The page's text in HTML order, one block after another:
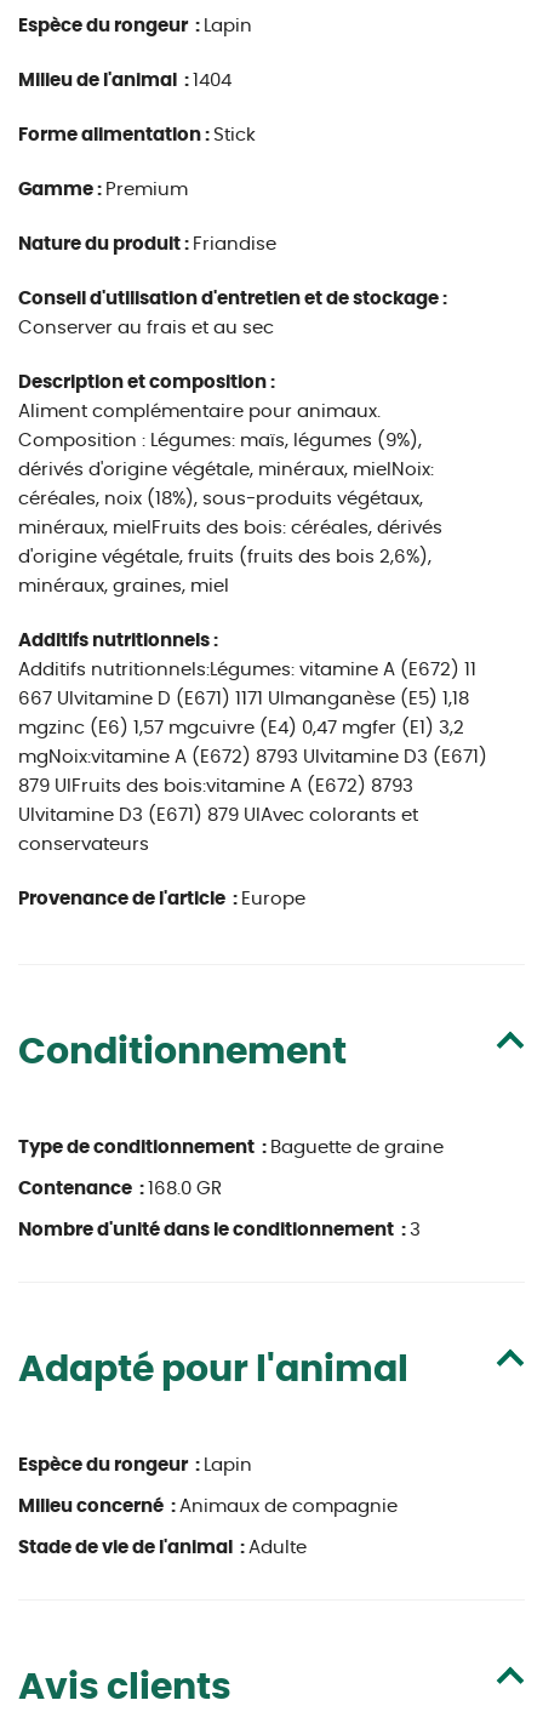
Espèce du rongeur : Lapin
Milieu de l'animal : 1404
Forme alimentation : Stick
Gamme : Premium
Nature du produit : Friandise
Conseil d'utilisation d'entretien et de stockage :
Conserver au frais et au sec
Description et composition :
Aliment complémentaire pour animaux.
Composition : Légumes: maïs, légumes (9%),
dérivés d'origine végétale, minéraux, mielNoix:
céréales, noix (18%), sous-produits végétaux,
minéraux, mielFruits des bois: céréales, dérivés
d'origine végétale, fruits (fruits des bois 2,6%),
minéraux, graines, miel
Additifs nutritionnels :
Additifs nutritionnels:Légumes: vitamine A (E672) 11
667 UIvitamine D (E671) 1171 UImanganèse (E5) 1,18
mgzinc (E6) 1,57 mgcuivre (E4) 0,47 mgfer (E1) 3,2
mgNoix:vitamine A (E672) 8793 UIvitamine D3 (E671)
879 UIFruits des bois:vitamine A (E672) 8793
UIvitamine D3 (E671) 879 UIAvec colorants et
conservateurs
Provenance de l'article : Europe
Conditionnement
Type de conditionnement : Baguette de graine
Contenance : 168.0 GR
Nombre d'unité dans le conditionnement : 3
Adapté pour l'animal
Espèce du rongeur : Lapin
Milieu concerné : Animaux de compagnie
Stade de vie de l'animal : Adulte
Avis clients